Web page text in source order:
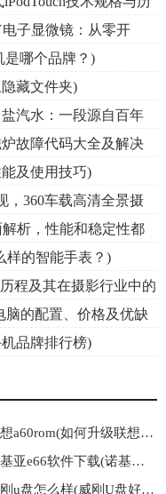
子显微镜：从零开
是哪个品牌？)
藏文件夹)
汽水：一段源自百年
故障代码大全及解决
及使用技巧)
，360车载高清全景摄
车无忧！)
析，性能和稳定性都
样的智能手表？)
程及其在摄影行业中的
脑的配置、价格及优缺
品牌排行榜)
联想a60rom(如何升级联想A60的ROM？)
诺基亚e66软件下载(诺基亚E66软件下载攻略大全)
威刚u盘怎么样(威刚U盘好用吗？高性价比沉稳实用，值得推荐！)